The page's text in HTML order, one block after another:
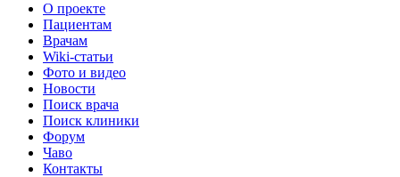
О проекте
Пациентам
Врачам
Wiki-статьи
Фото и видео
Новости
Поиск врача
Поиск клиники
Форум
Чаво
Контакты